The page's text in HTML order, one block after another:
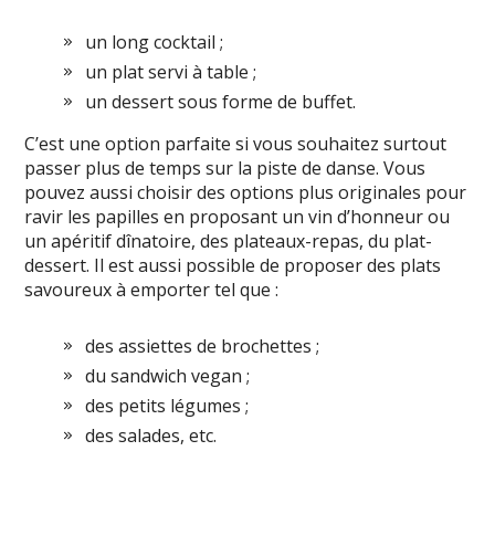
un long cocktail ;
un plat servi à table ;
un dessert sous forme de buffet.
C’est une option parfaite si vous souhaitez surtout
passer plus de temps sur la piste de danse. Vous
pouvez aussi choisir des options plus originales pour
ravir les papilles en proposant un vin d’honneur ou
un apéritif dînatoire, des plateaux-repas, du plat-
dessert. Il est aussi possible de proposer des plats
savoureux à emporter tel que :
des assiettes de brochettes ;
du sandwich vegan ;
des petits légumes ;
des salades, etc.